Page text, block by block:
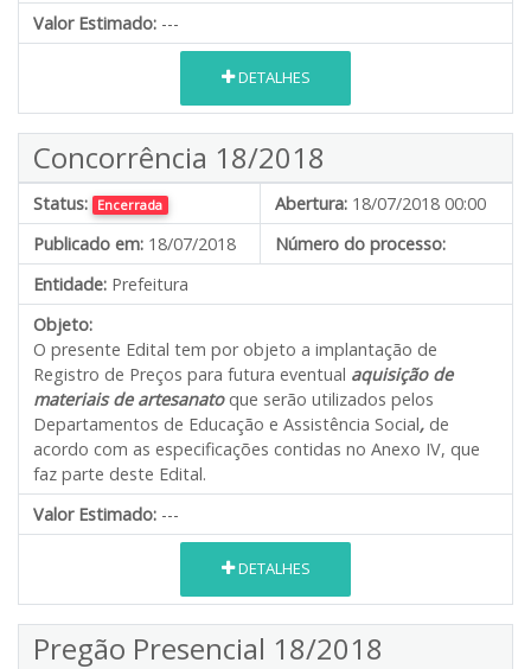
Valor Estimado: ---
DETALHES
Concorrência 18/2018
Status: Encerrada Abertura: 18/07/2018 00:00
Publicado em: 18/07/2018
Número do processo:
Entidade: Prefeitura
Objeto:
O presente Edital tem por objeto a implantação de
Registro de Preços para futura eventual aquisição de
materiais de artesanato que serão utilizados pelos
Departamentos de Educação e Assistência Social, de
acordo com as especificações contidas no Anexo IV, que
faz parte deste Edital.
Valor Estimado: ---
DETALHES
Pregão Presencial 18/2018